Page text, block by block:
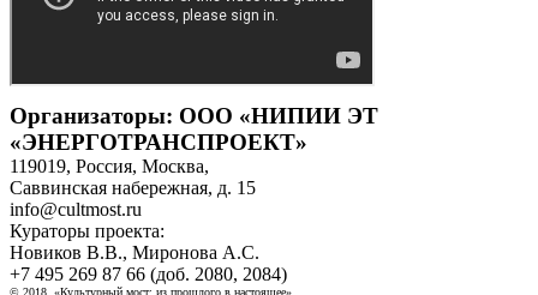
Организаторы: ООО «НИПИИ ЭТ
«ЭНЕРГОТРАНСПРОЕКТ»
119019, Россия, Москва,
Саввинская набережная, д. 15
info@cultmost.ru
Кураторы проекта:
Новиков В.В., Миронова А.С.
+7 495 269 87 66 (доб. 2080, 2084)
© 2018. «Культурный мост: из прошлого в настоящее»